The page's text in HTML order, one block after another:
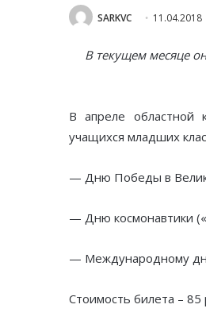
SARKVC 11.04.2018
В текущем месяце
В апреле областной
учащихся младших
— Дню Победы в
— Дню космонавтики
— Международному
Стоимость билета – 85